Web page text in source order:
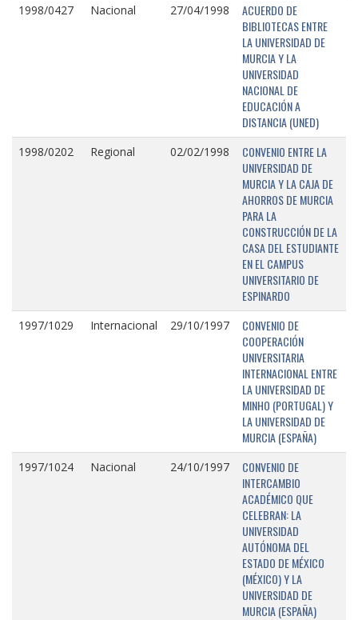
1998/0427 Nacional 27/04/1998
ACUERDO DE
BIBLIOTECAS ENTRE
LA UNIVERSIDAD DE
MURCIA Y LA
UNIVERSIDAD
NACIONAL DE
EDUCACIÓN A
DISTANCIA (UNED)
1998/0202 Regional 02/02/1998
CONVENIO ENTRE LA
UNIVERSIDAD DE
MURCIA Y LA CAJA DE
AHORROS DE MURCIA
PARA LA
CONSTRUCCIÓN DE LA
CASA DEL ESTUDIANTE
EN EL CAMPUS
UNIVERSITARIO DE
ESPINARDO
1997/1029 Internacional 29/10/1997
CONVENIO DE
COOPERACIÓN
UNIVERSITARIA
INTERNACIONAL ENTRE
LA UNIVERSIDAD DE
MINHO (PORTUGAL) Y
LA UNIVERSIDAD DE
MURCIA (ESPAÑA)
1997/1024 Nacional 24/10/1997
CONVENIO DE
INTERCAMBIO
ACADÉMICO QUE
CELEBRAN: LA
UNIVERSIDAD
AUTÓNOMA DEL
ESTADO DE MÉXICO
(MÉXICO) Y LA
UNIVERSIDAD DE
MURCIA (ESPAÑA)